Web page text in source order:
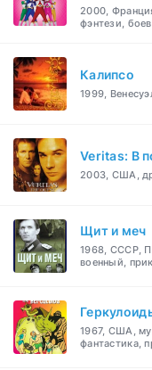
2000,
фэнтези,
Калипсо
1999,
Veritas: В
2003, США,
Щит и меч
1968, СССР,
военный,
1967, США,
фантастика,